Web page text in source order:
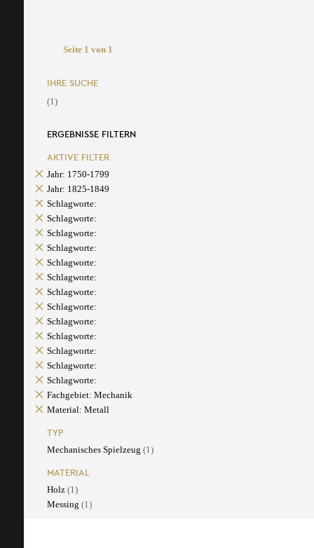
Seite 1 von 1
IHRE SUCHE
(1)
ERGEBNISSE FILTERN
AKTIVE FILTER
Jahr: 1750-1799
Jahr: 1825-1849
Schlagworte:
Schlagworte:
Schlagworte:
Schlagworte:
Schlagworte:
Schlagworte:
Schlagworte:
Schlagworte:
Schlagworte:
Schlagworte:
Schlagworte:
Schlagworte:
Schlagworte:
Fachgebiet: Mechanik
Material: Metall
TYP
Mechanisches Spielzeug (1)
MATERIAL
Holz (1)
Messing (1)